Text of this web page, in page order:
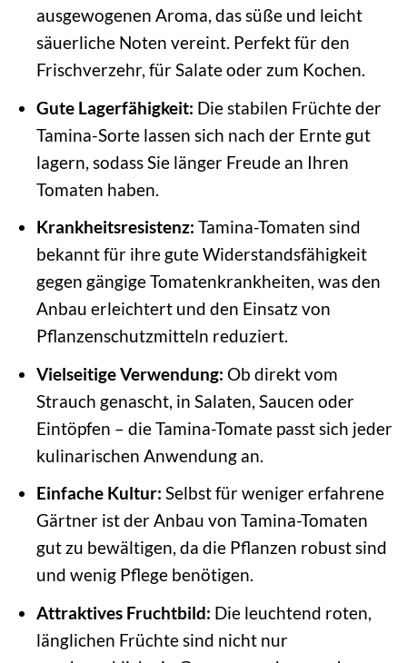
ausgewogenen Aroma, das süße und leicht
säuerliche Noten vereint. Perfekt für den
Frischverzehr, für Salate oder zum Kochen.
Gute Lagerfähigkeit: Die stabilen Früchte der
Tamina-Sorte lassen sich nach der Ernte gut
lagern, sodass Sie länger Freude an Ihren
Tomaten haben.
Krankheitsresistenz: Tamina-Tomaten sind
bekannt für ihre gute Widerstandsfähigkeit
gegen gängige Tomatenkrankheiten, was den
Anbau erleichtert und den Einsatz von
Pflanzenschutzmitteln reduziert.
Vielseitige Verwendung: Ob direkt vom
Strauch genascht, in Salaten, Saucen oder
Eintöpfen – die Tamina-Tomate passt sich jeder
kulinarischen Anwendung an.
Einfache Kultur: Selbst für weniger erfahrene
Gärtner ist der Anbau von Tamina-Tomaten
gut zu bewältigen, da die Pflanzen robust sind
und wenig Pflege benötigen.
Attraktives Fruchtbild: Die leuchtend roten,
länglichen Früchte sind nicht nur